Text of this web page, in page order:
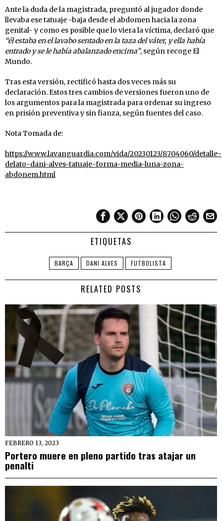
Ante la duda de la magistrada, preguntó al jugador donde
llevaba ese tatuaje -baja desde el abdomen hacia la zona
genital- y como es posible que lo viera la víctima, declaró que
“él estaba en el lavabo sentado en la taza del váter, y ella había
entrado y se le había abalanzado encima”, según recoge El
Mundo.
Tras esta versión, rectificó hasta dos veces más su
declaración. Estos tres cambios de versiones fueron uno de
los argumentos para la magistrada para ordenar su ingreso
en prisión preventiva y sin fianza, según fuentes del caso.
Nota Tomada de:
https://www.lavanguardia.com/vida/20230123/8704060/detalle-
delato-dani-alves-tatuaje-forma-media-luna-zona-
abdonem.html
ETIQUETAS
BARÇA DANI ALVES FUTBOLISTA
RELATED POSTS
FEBRERO 13, 2023
Portero muere en pleno partido tras atajar un
penalti